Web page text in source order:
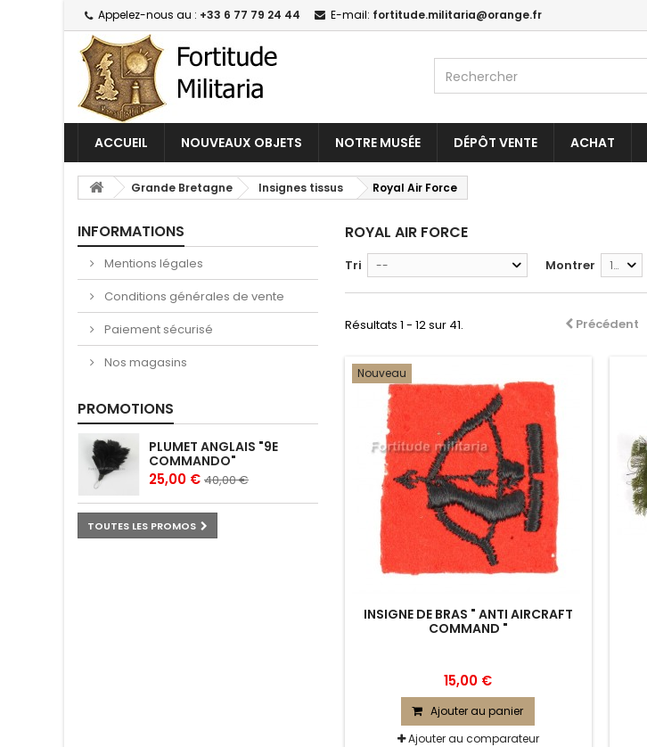
Appelez-nous au : +33 6 77 79 24 44 E-mail: fortitude.militaria@orange.fr
ACCUEIL NOUVEAUX OBJETS NOTRE MUSÉE DÉPÔT VENTE ACHAT
Grande Bretagne Insignes tissus Royal Air Force
INFORMATIONS
Mentions légales
Conditions générales de vente
Paiement sécurisé
Nos magasins
PROMOTIONS
PLUMET ANGLAIS "9E
COMMANDO"
25,00 € 40,00 €
TOUTES LES PROMOS
ROYAL AIR FORCE
Tri -- Montrer 12
Précédent
Résultats 1 - 12 sur 41.
Nouveau
INSIGNE DE BRAS " ANTI AIRCRAFT
COMMAND "
15,00 €
Ajouter au panier
Ajouter au comparateur